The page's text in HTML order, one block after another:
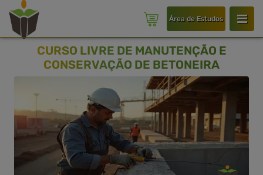
Área de Estudos
CURSO LIVRE DE MANUTENÇÃO E
CONSERVAÇÃO DE BETONEIRA